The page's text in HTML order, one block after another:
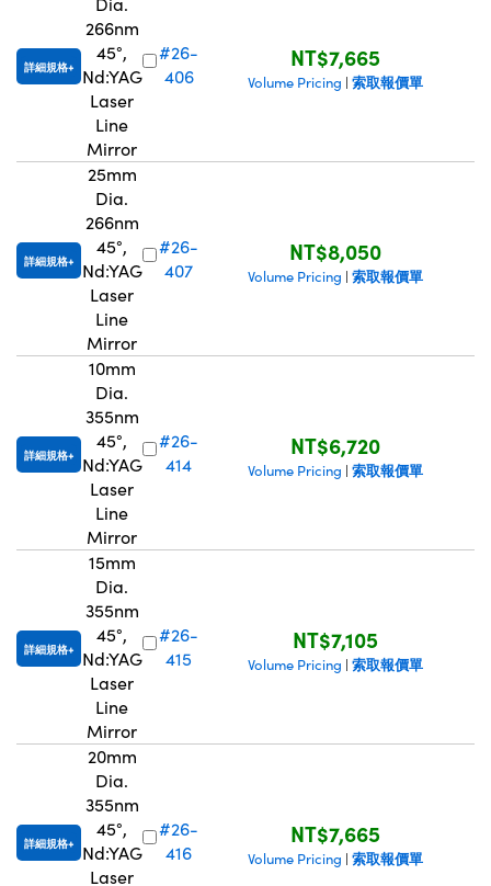
詳細規格
266nm
45°,
Nd:YAG
Laser
Line
Mirror
#26-
406
NT$7,665
Volume Pricing | 索取報價單
詳細規格
25mm
Dia.
266nm
45°,
Nd:YAG
Laser
Line
Mirror
#26-
407
NT$8,050
Volume Pricing | 索取報價單
詳細規格
10mm
Dia.
355nm
45°,
Nd:YAG
Laser
Line
Mirror
#26-
414
NT$6,720
Volume Pricing | 索取報價單
詳細規格
15mm
Dia.
355nm
45°,
Nd:YAG
Laser
Line
Mirror
#26-
415
NT$7,105
Volume Pricing | 索取報價單
詳細規格
20mm
Dia.
355nm
45°,
Nd:YAG
Laser
#26-
416
NT$7,665
Volume Pricing | 索取報價單